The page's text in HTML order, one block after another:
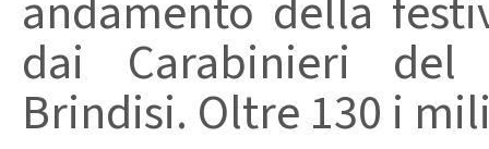
dai Carabinieri del
Brindisi. Oltre 130 i